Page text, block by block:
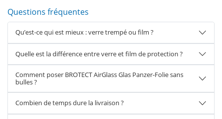
Questions fréquentes
Qu’est-ce qui est mieux : verre trempé ou film ?
Quelle est la différence entre verre et film de protection ?
Comment poser BROTECT AirGlass Glas Panzer-Folie sans
bulles ?
Combien de temps dure la livraison ?